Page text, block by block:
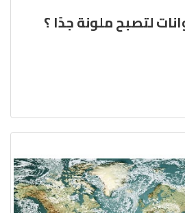
لتصبح ملونة جدًا ؟